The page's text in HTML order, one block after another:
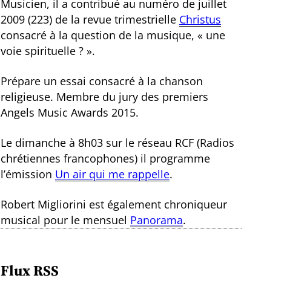
Musicien, il a contribué au numéro de juillet
2009 (223) de la revue trimestrielle Christus
consacré à la question de la musique, « une
voie spirituelle ? ».
Prépare un essai consacré à la chanson
religieuse. Membre du jury des premiers
Angels Music Awards 2015.
Le dimanche à 8h03 sur le réseau RCF (Radios
chrétiennes francophones) il programme
l’émission Un air qui me rappelle.
Robert Migliorini est également chroniqueur
musical pour le mensuel Panorama.
Flux RSS